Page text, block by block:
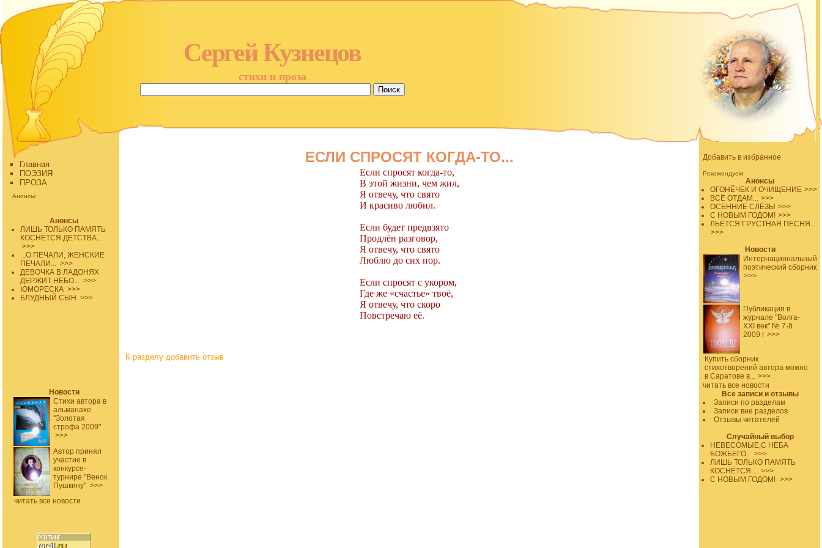
Сергей Кузнецов
стихи и проза
Добавить в избранное
Рекомендуем:
Анонсы
ОГОНЁЧЕК И ОЧИЩЕНИЕ >>>
ВСЁ ОТДАМ... >>>
ОСЕННИЕ СЛЁЗЫ >>>
С НОВЫМ ГОДОМ! >>>
ЛЬЁТСЯ ГРУСТНАЯ ПЕСНЯ...
>>>
Новости
Интернациональный
поэтический сборник
>>>
Публикация в
журнале "Волга-
XXI век" № 7-8
2009 г >>>
Купить сборник
стихотворений автора можно
в Саратове в... >>>
читать все новости
Все записи и отзывы
Записи по разделам
Записи вне разделов
Отзывы читателей
Случайный выбор
НЕВЕСОМЫЕ,С НЕБА
БОЖЬЕГО.. >>>
ЛИШЬ ТОЛЬКО ПАМЯТЬ
КОСНЁТСЯ... >>>
С НОВЫМ ГОДОМ! >>>
Главная
ПОЭЗИЯ
ПРОЗА
Анонсы:
Анонсы
ЛИШЬ ТОЛЬКО ПАМЯТЬ
КОСНЁТСЯ ДЕТСТВА...
>>>
...О ПЕЧАЛИ, ЖЕНСКИЕ
ПЕЧАЛИ... >>>
ДЕВОЧКА В ЛАДОНЯХ
ДЕРЖИТ НЕБО... >>>
ЮМОРЕСКА >>>
БЛУДНЫЙ СЫН >>>
Новости
Стихи автора в
альманахе
"Золотая
строфа 2009"
>>>
Автор принял
участие в
конкурсе-
турнире "Венок
Пушкину" >>>
читать все новости
ЕСЛИ СПРОСЯТ КОГДА-ТО...
Если спросят когда-то,
В этой жизни, чем жил,
Я отвечу, что свято
И красиво любил.
Если будет предвзято
Продлён разговор,
Я отвечу, что свято
Люблю до сих пор.
Если спросят с укором,
Где же «счастье» твоё,
Я отвечу, что скоро
Повстречаю её.
К разделу добавить отзыв